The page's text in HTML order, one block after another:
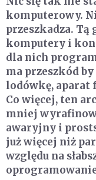
komputerowy.
przeszkadza. Tą
komputery i
dla nich
ma przeszkód
lodówkę, aparat
Co więcej, ten
mniej
awaryjny i
już więcej niż
względu na